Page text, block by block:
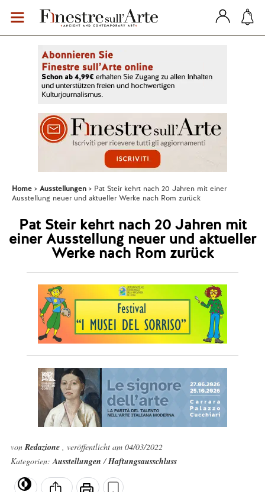
Home Ausstellungen
Pat Steir kehrt nach 20 Jahren mit einer
Ausstellung neuer und aktueller Werke nach Rom zurück
Pat Steir kehrt nach 20 Jahren mit
einer Ausstellung neuer und aktueller
Werke nach Rom zurück
vonRedazione , veröffentlicht am 04/03/2022
Kategorien:Ausstellungen/Haftungsausschluss